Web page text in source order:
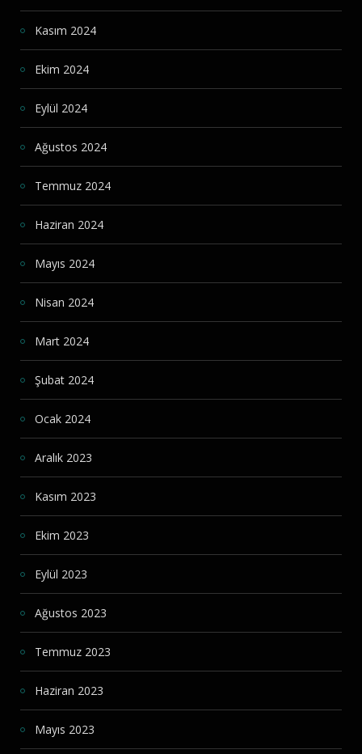
Kasım 2024
Ekim 2024
Eylül 2024
Ağustos 2024
Temmuz 2024
Haziran 2024
Mayıs 2024
Nisan 2024
Mart 2024
Şubat 2024
Ocak 2024
Aralık 2023
Kasım 2023
Ekim 2023
Eylül 2023
Ağustos 2023
Temmuz 2023
Haziran 2023
Mayıs 2023